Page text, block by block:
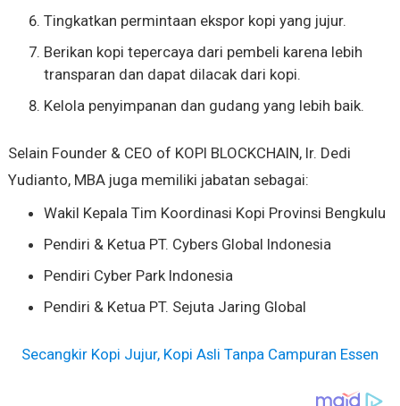
Tingkatkan permintaan ekspor kopi yang jujur.
Berikan kopi tepercaya dari pembeli karena lebih
transparan dan dapat dilacak dari kopi.
Kelola penyimpanan dan gudang yang lebih baik.
Selain Founder & CEO of KOPI BLOCKCHAIN, Ir. Dedi
Yudianto, MBA juga memiliki jabatan sebagai:
Wakil Kepala Tim Koordinasi Kopi Provinsi Bengkulu
Pendiri & Ketua PT. Cybers Global Indonesia
Pendiri Cyber Park Indonesia
Pendiri & Ketua PT. Sejuta Jaring Global
Secangkir Kopi Jujur, Kopi Asli Tanpa Campuran Essen